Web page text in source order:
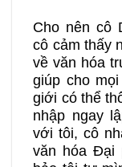
Cho nên cô
cô cảm thấy
về văn hóa
giúp cho
giới có thể
nhập ngay
với tôi, cô
văn hóa Đại